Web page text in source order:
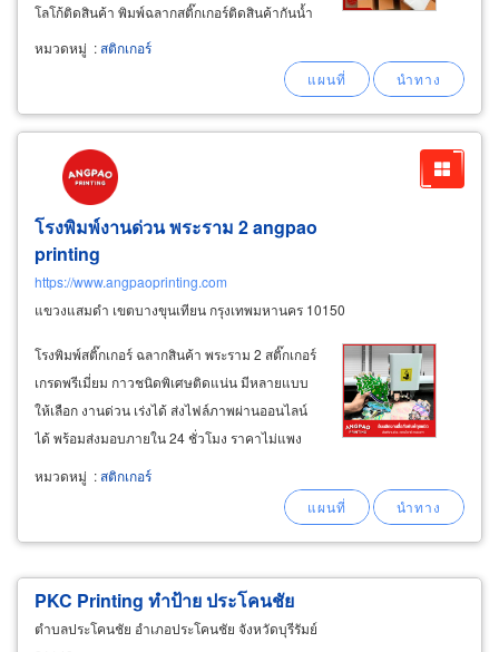
โลโก้ติดสินค้า พิมพ์ฉลากสติ๊กเกอร์ติดสินค้ากันน้ำ
100% รับพิมพ์สายคาดสติ๊กเกอร์กันน้ำ 100% รับ
หมวดหมู่ :สติกเกอร์
โรงพิมพ์งานด่วน พระราม 2 angpao
printing
https://www.angpaoprinting.com
แขวงแสมดำ เขตบางขุนเทียน กรุงเทพมหานคร 10150
โรงพิมพ์สติ๊กเกอร์ ฉลากสินค้า พระราม 2 สติ๊กเกอร์
เกรดพรีเมี่ยม กาวชนิดพิเศษติดแน่น มีหลายแบบ
ให้เลือก งานด่วน เร่งได้ ส่งไฟล์ภาพผ่านออนไลน์
ได้ พร้อมส่งมอบภายใน 24 ชั่วโมง ราคาไม่แพง
พิมพ์สติ๊กเกอร์ด้วยเครื่องพิมพ์ดิจิตอล ใช้น้ำหมึกแท้
จากญี่ปุ่น สีสดคมชัดไม่หลุดลอก และงาน spot uv
หมวดหมู่ :สติกเกอร์
PKC Printing ทำป้าย ประโคนชัย
ตำบลประโคนชัย อำเภอประโคนชัย จังหวัดบุรีรัมย์